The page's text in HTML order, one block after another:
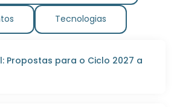
Tecnologias
Propostas para o Ciclo 2027 a